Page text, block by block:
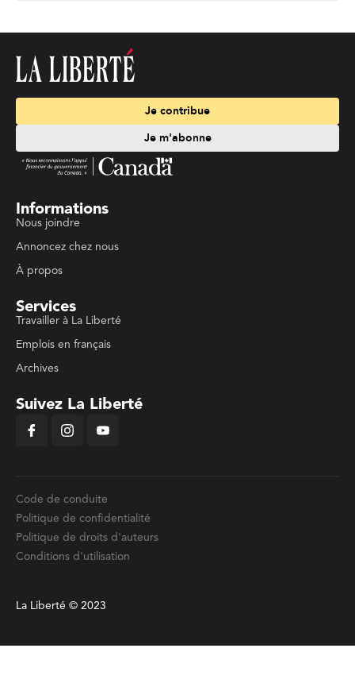
Je contribue
Je m'abonne
Informations
Nous joindre
Annoncez chez nous
À propos
Services
Travailler à La Liberté
Emplois en français
Archives
Suivez La Liberté
Code de conduite
Politique de confidentialité
Politique de droits d'auteurs
Conditions d'utilisation
La Liberté © 2023